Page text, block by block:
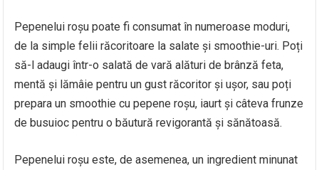
Pepenelui roșu poate fi consumat în numeroase moduri,
de la simple felii răcoritoare la salate și smoothie-uri. Poți
să-l adaugi într-o salată de vară alături de brânză feta,
mentă și lămâie pentru un gust răcoritor și ușor, sau poți
prepara un smoothie cu pepene roșu, iaurt și câteva frunze
de busuioc pentru o băutură revigorantă și sănătoasă.
Pepenelui roșu este, de asemenea, un ingredient minunat